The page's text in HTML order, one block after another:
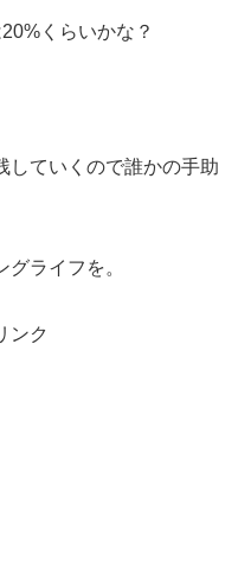
くらいかな？
していくので誰かの手助
ライフを。
ンク